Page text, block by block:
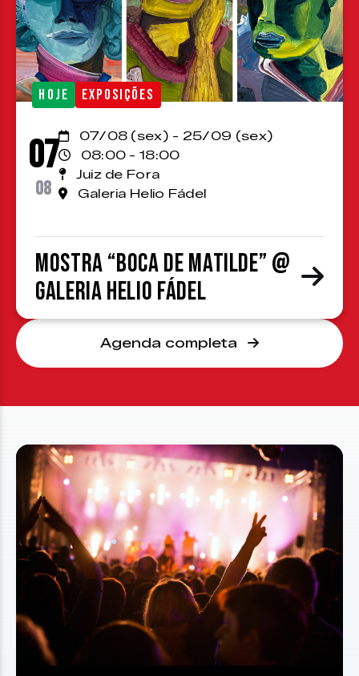
HOJE EXPOSIÇÕES
07
08
07/08 (sex) - 25/09 (sex)
08:00 - 18:00
Juiz de Fora
Galeria Helio Fádel
Mostra “Boca de Matilde” @
Galeria Helio Fádel
Agenda completa